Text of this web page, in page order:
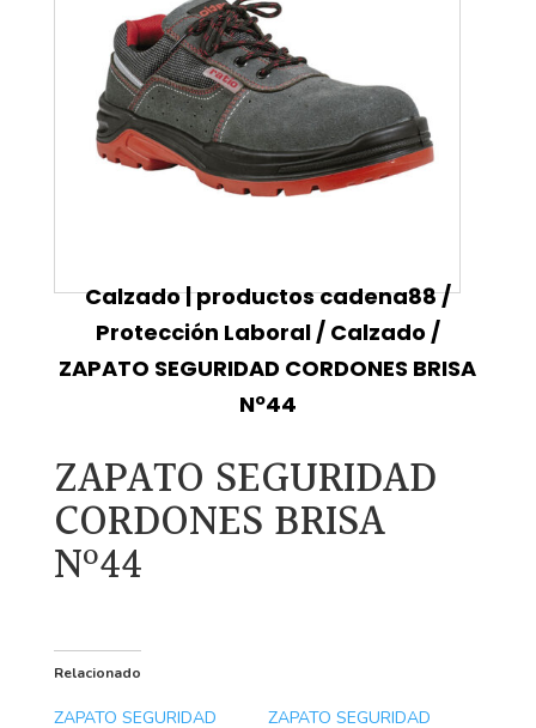
Calzado | productos cadena88/
Protección Laboral/ Calzado /
ZAPATO SEGURIDAD CORDONES BRISA
Nº44
ZAPATO SEGURIDAD
CORDONES BRISA
Nº44
Relacionado
ZAPATO SEGURIDAD
ZAPATO SEGURIDAD